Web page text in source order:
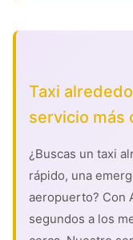
Taxi
servicio más
¿Buscas un taxi
rápido, una
aeropuerto? Con
segundos a los